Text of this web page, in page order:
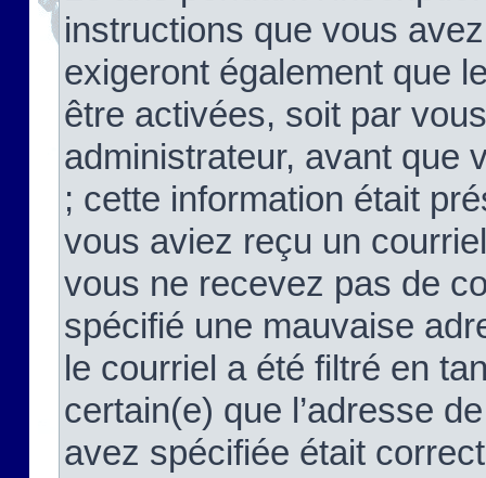
instructions que vous
exigeront également que
être activées, soit par
administrateur, avant que
; cette information était
vous aviez reçu un
vous ne recevez pas de
spécifié une mauvaise
le courriel a été filtré en
certain(e) que l’adresse
avez spécifiée était